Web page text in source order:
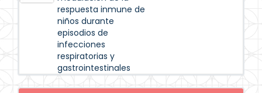
respuesta inmune de
niños durante
episodios de
infecciones
respiratorias y
gastrointestinales